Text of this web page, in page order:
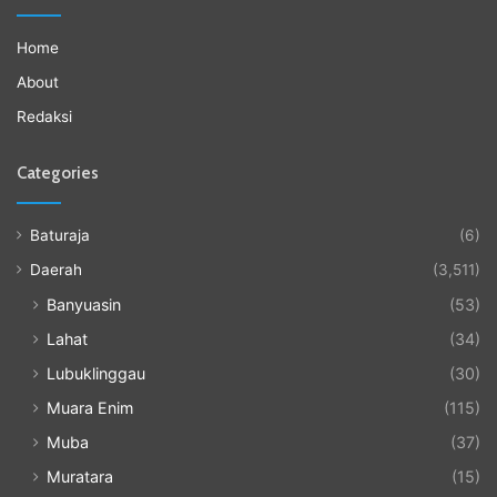
Home
About
Redaksi
Categories
Baturaja
(6)
Daerah
(3,511)
Banyuasin
(53)
Lahat
(34)
Lubuklinggau
(30)
Muara Enim
(115)
Muba
(37)
Muratara
(15)